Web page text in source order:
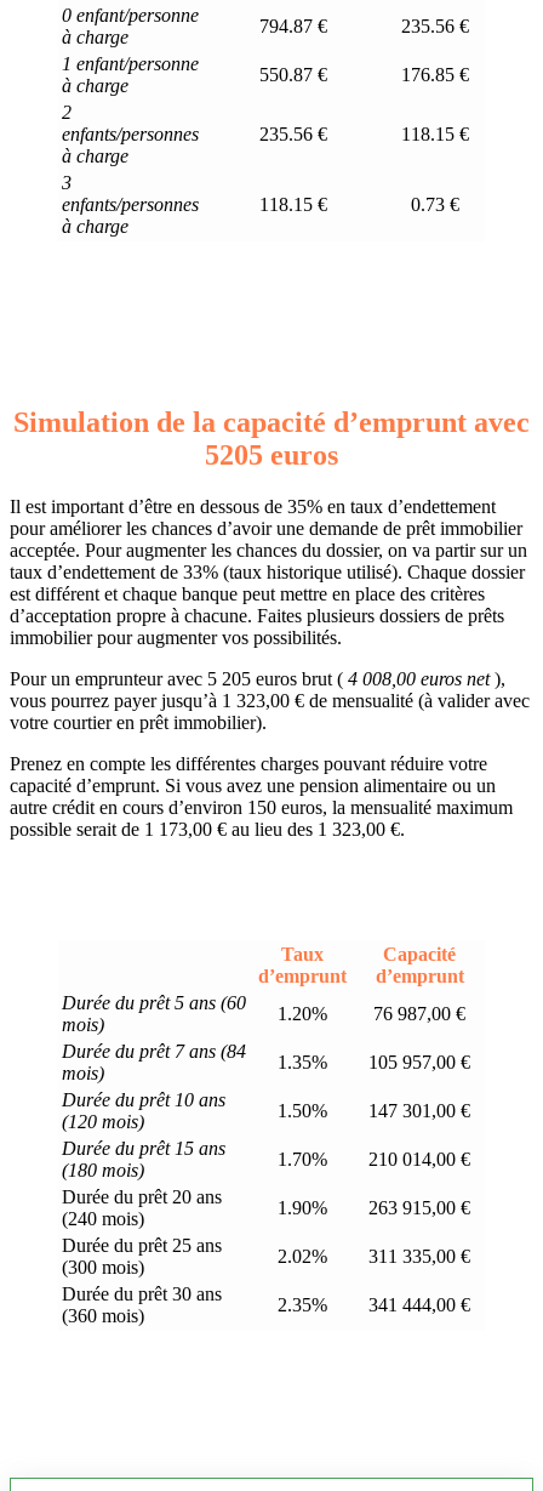
0 enfant/personne
à charge
794.87 €
235.56 €
1 enfant/personne
à charge
550.87 €
176.85 €
2
enfants/personnes
à charge
235.56 € 118.15 €
3
enfants/personnes
à charge
118.15 € 0.73 €
Simulation de la capacité d’emprunt avec
5205 euros
Il est important d’être en dessous de 35% en taux d’endettement
pour améliorer les chances d’avoir une demande de prêt immobilier
acceptée. Pour augmenter les chances du dossier, on va partir sur un
taux d’endettement de 33% (taux historique utilisé). Chaque dossier
est différent et chaque banque peut mettre en place des critères
d’acceptation propre à chacune. Faites plusieurs dossiers de prêts
immobilier pour augmenter vos possibilités.
Pour un emprunteur avec 5 205 euros brut ( 4 008,00 euros net),
vous pourrez payer jusqu’à 1 323,00 € de mensualité (à valider avec
votre courtier en prêt immobilier).
Prenez en compte les différentes charges pouvant réduire votre
capacité d’emprunt. Si vous avez une pension alimentaire ou un
autre crédit en cours d’environ 150 euros, la mensualité maximum
possible serait de 1 173,00 € au lieu des 1 323,00 €.
Taux
d’emprunt
Capacité
d’emprunt
Durée du prêt 5 ans (60
mois)
1.20%
76 987,00 €
Durée du prêt 7 ans (84
mois)
1.35%
105 957,00 €
Durée du prêt 10 ans
(120 mois)
1.50%
147 301,00 €
Durée du prêt 15 ans
(180 mois)
1.70%
210 014,00 €
Durée du prêt 20 ans
(240 mois)
1.90%
263 915,00 €
Durée du prêt 25 ans
(300 mois)
2.02%
311 335,00 €
Durée du prêt 30 ans
(360 mois)
2.35% 341 444,00 €